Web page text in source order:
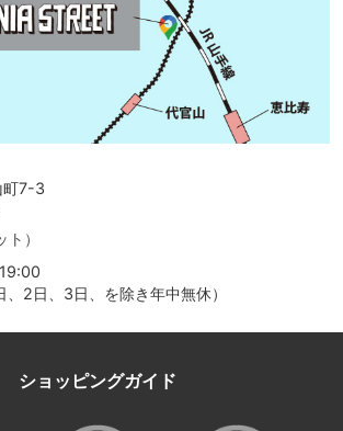
町7-3
）
、2日、3日、を除き年中無休）
ショッピングガイド